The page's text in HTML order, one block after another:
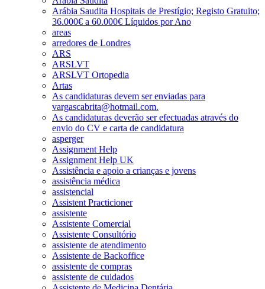
Arábia Saudita Hospitais de Prestígio; Registo Gratuito;
36.000€ a 60.000€ Líquidos por Ano
areas
arredores de Londres
ARS
ARSLVT
ARSLVT Ortopedia
Artas
As candidaturas devem ser enviadas para
vargascabrita@hotmail.com.
As candidaturas deverão ser efectuadas através do
envio do CV e carta de candidatura
asperger
Assignment Help
Assignment Help UK
Assistência e apoio a crianças e jovens
assistência médica
assistencial
Assistent Practicioner
assistente
Assistente Comercial
Assistente Consultório
assistente de atendimento
Assistente de Backoffice
assistente de compras
assistente de cuidados